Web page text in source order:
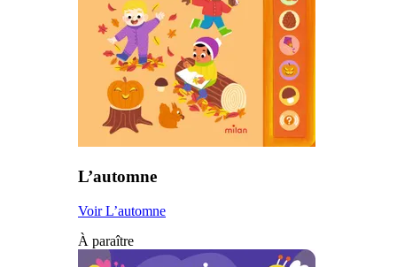
L’automne
Voir L’automne
À paraître